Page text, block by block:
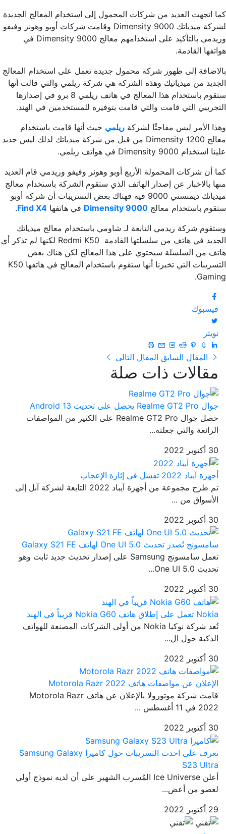
كما اتجهت العديد من شركات المحمول إلى استخدام المعالج الجديدة
لشركة ميدياتك Dimensity 9000 وقامت شركات أوبو وهونر وفيفو
وريدمي بالتأكيد على استخدامهم معالج Dimensity 9000 في
هواتفها القادمة.
بالاضافة إلى ظهور شركة محمول جديدة تعمل على استخدام المعالج
الجديد من ميدياتيك وهذه الشركة هي شركة ريلمي والتي قالت أنها
ستقوم باستخدام هذا المعالج في هاتف ريلمي 8 برو في إصدارها
التجريبي التي قامت والتي قامت بتوفيره للمستخدمين في الهند.
وهذا الأمر ليس مفاجئًا لشركة ريلمي حيث أنها قامت باستخدام
معالج Dimensity 1200 من قبل من شركة ميدياتك لذلك ليس جديد
علينا استخدام Dimensity 9000 في هواتف ريلمي.
كما أن شركات المحمولة الأربع أوبو وهونر وفيفو وريدمي قام العديد
منها بالاخبار عن إصدار الهاتف الذي ستقوم الشركة باستخدام معالج
ميدياتك ديمنستي 9000 فيه فهناك بعض التسريبات أن شركة أوبو
ستقوم باستخدام معالج Dimensity 9000 في هاتفها Find X4
.
وستقوم شركة ريدمي التابعة لـ شاومي باستخدام معالج ميدياتك
الجديد في هاتف من سلسلتها القادمة Redmi K50 لكنها لم تذكر أي
هاتف من السلسلة سيحتوي على هذا المعالج لكن هناك بعض
التسريبات التي تخبرنا أنها ستقوم باستخدام المعالج في هاتفها K50
Gaming.
فيسبوك
تويتر
المقال السابق المقال التالي
مقالات ذات صلة
جوال Realme GT2 Pro يحصل على تحديث Android 13
حصل جوال Realme GT2 Pro على الكثير من المواصفات
الرائعة والتي جعلته...
30 أكتوبر 2022
أجهزة آيباد 2022 تفشل في إثارة الإعجاب
تم طرح مجموعة من أجهزة آيباد 2022 التابعة لشركة آبل إلى
الأسواق من ...
30 أكتوبر 2022
سامسونج تُصدر تحديث One UI 5.0 لهاتف Galaxy S21 FE
تعمل سامسونج Samsung على إصدار تحديث جديد ثابت وهو
تحديث One UI 5.0...
30 أكتوبر 2022
Nokia تعمل على إطلاق هاتف Nokia G60 قريباً في الهند
تُعد شركة نوكيا Nokia من أولى الشركات المصنعة للهواتف
الذكية حول ال...
30 أكتوبر 2022
الإعلان عن مواصفات هاتف Motorola Razr 2022
قامت شركة موتورولا بالإعلان عن هاتف Motorola Razr
2022 في 11 أغسطس ...
30 أكتوبر 2022
تعرف على احدث التسريبات حول كاميرا Samsung Galaxy
S23 Ultra
أعلن Ice Universe المُسرب الشهير على أن لديه نموذج أولي
لعضو من أعض...
29 أكتوبر 2022